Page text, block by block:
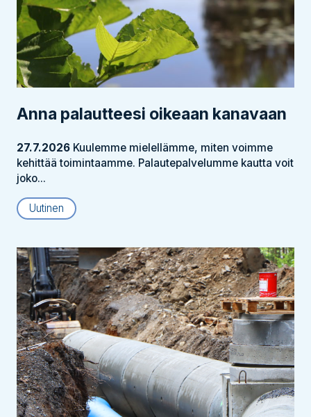
Anna palautteesi oikeaan kanavaan
27.7.2026 Kuulemme mielellämme, miten voimme
kehittää toimintaamme. Palautepalvelumme kautta voit
joko...
Uutinen